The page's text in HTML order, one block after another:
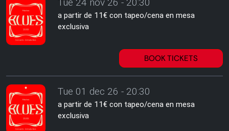
Tue 24 nov 26 - 20:30
a partir de 11€ con tapeo/cena en mesa
exclusiva
BOOK TICKETS
Tue 01 dec 26 - 20:30
a partir de 11€ con tapeo/cena en mesa
exclusiva